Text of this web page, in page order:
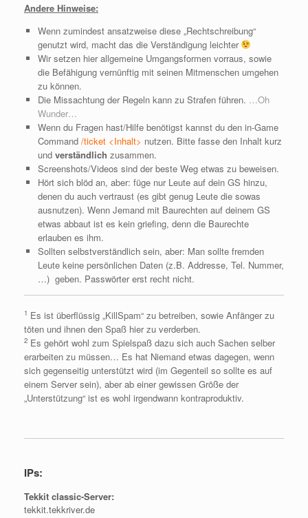
Andere Hinweise:
Wenn zumindest ansatzweise diese „Rechtschreibung“
genutzt wird, macht das die Verständigung leichter
Wir setzen hier allgemeine Umgangsformen vorraus, sowie
die Befähigung vernünftig mit seinen Mitmenschen umgehen
zu können.
Die Missachtung der Regeln kann zu Strafen führen. …Oh
Wunder…
Wenn du Fragen hast/Hilfe benötigst kannst du den in-Game
Command /ticket <Inhalt> nutzen. Bitte fasse den Inhalt kurz
und verständlich zusammen.
Screenshots/Videos sind der beste Weg etwas zu beweisen.
Hört sich blöd an, aber: füge nur Leute auf dein GS hinzu,
denen du auch vertraust (es gibt genug Leute die sowas
ausnutzen). Wenn Jemand mit Baurechten auf deinem GS
etwas abbaut ist es kein griefing, denn die Baurechte
erlauben es ihm.
Sollten selbstverständlich sein, aber: Man sollte fremden
Leute keine persönlichen Daten (z.B. Addresse, Tel. Nummer,
…) geben. Passwörter erst recht nicht.
1 Es ist überflüssig „KillSpam“ zu betreiben, sowie Anfänger zu
töten und ihnen den Spaß hier zu verderben.
2 Es gehört wohl zum Spielspaß dazu sich auch Sachen selber
erarbeiten zu müssen… Es hat Niemand etwas dagegen, wenn
sich gegenseitig unterstützt wird (im Gegenteil so sollte es auf
einem Server sein), aber ab einer gewissen Größe der
„Unterstützung“ ist es wohl irgendwann kontraproduktiv.
IPs:
Tekkit classic-Server:
tekkit.tekkriver.de